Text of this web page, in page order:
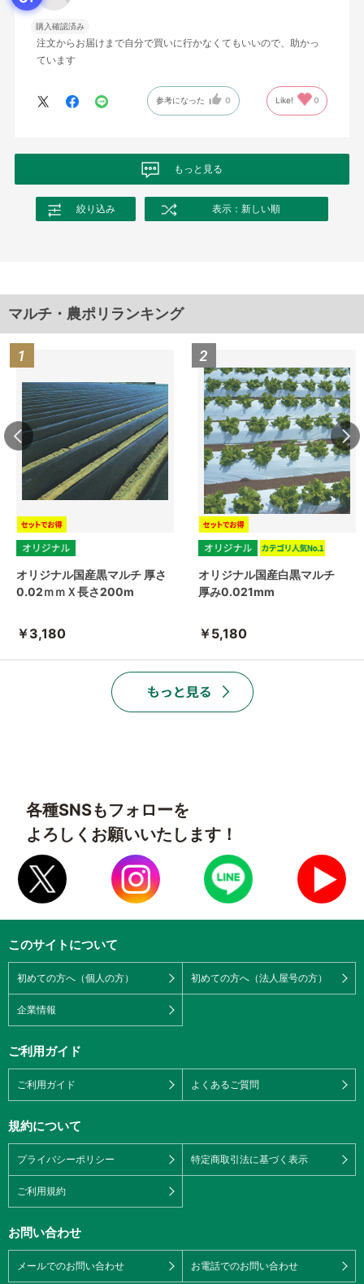
購入確認済み
注文からお届けまで自分で買いに行かなくてもいいので、助かっ
ています
参考になった 0 Like! 0
もっと見る
絞り込み 表示：新しい順
マルチ・農ポリランキング
オリジナル国産黒マルチ 厚さ
0.02ｍｍＸ長さ200m
￥3,180
オリジナル国産白黒マルチ
厚み0.021mm
￥5,180
各種SNSもフォローを
よろしくお願いいたします！
このサイトについて
初めての方へ（個人の方） 初めての方へ（法人屋号の方）
企業情報
ご利用ガイド
ご利用ガイド よくあるご質問
規約について
プライバシーポリシー 特定商取引法に基づく表示
ご利用規約
お問い合わせ
メールでのお問い合わせ お電話でのお問い合わせ